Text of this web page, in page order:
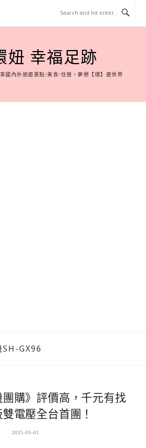
妞 幸福足跡
國內外旅遊景點/美食/住宿，夢想【環】遊世界
SH-GX96
團購》評價高，千元有找
電壓全台首團！
2025-05-01